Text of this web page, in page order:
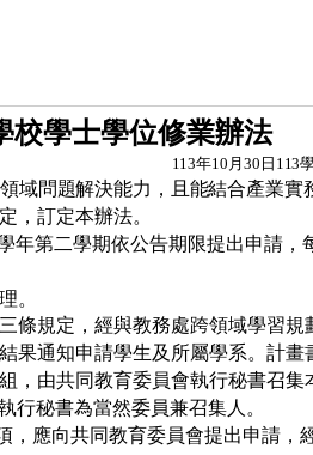
校學士學位修業辦法
113年10 月 30 日 113
域問題解決能力，且能結合產業實
，訂定本辦法。
年第二學期依公告期限提出申請，
。
條規定，經與教務處跨領域學習規
果通知申請學生及所屬學系。計畫
，由共同教育委員會執行秘書召集
行秘書為當然委員兼召集人。
應向共同教育委員會提出申請，